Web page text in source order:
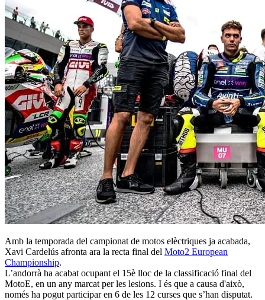
Amb la temporada del campionat de motos elèctriques ja acabada,
Xavi Cardelús afronta ara la recta final del Moto2 European
Championship.
L’andorrà ha acabat ocupant el 15è lloc de la classificació final del
MotoE, en un any marcat per les lesions. I és que a causa d'això,
només ha pogut participar en 6 de les 12 curses que s’han disputat.